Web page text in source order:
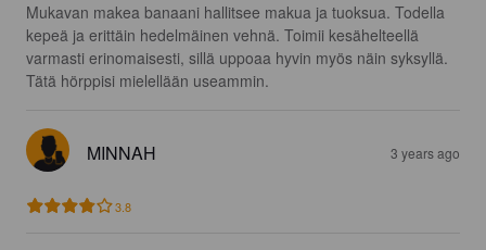
Mukavan makea banaani hallitsee makua ja tuoksua. Todella
kepeä ja erittäin hedelmäinen vehnä. Toimii kesähelteellä
varmasti erinomaisesti, sillä uppoaa hyvin myös näin syksyllä.
Tätä hörppisi mielellään useammin.
MINNAH 3 years ago
3.8